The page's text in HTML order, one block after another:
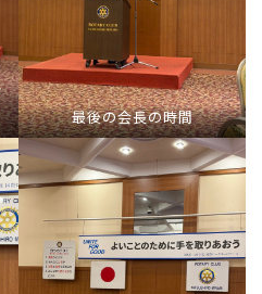
最後の会長の時間